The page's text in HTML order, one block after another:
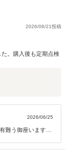
はお子様にも喜
御座います。また
る際も是非お手伝
す。
2026/06/21投稿
。購入後も定期点検
2026/06/25
難う御座います。
定期点検、オイル
。 今後とも末永